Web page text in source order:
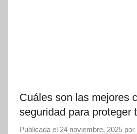
Cuáles son las mejores
seguridad para proteger
Publicada el 24 noviembre, 2025 por